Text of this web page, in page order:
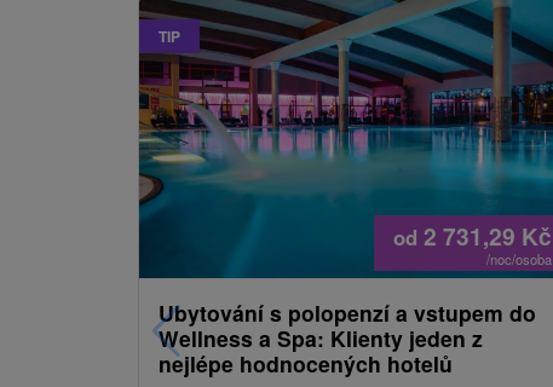
TIP
od 2 731,29 Kč
/noc/osoba
Ubytování s polopenzí a vstupem do
Wellness a Spa: Klienty jeden z
nejlépe hodnocených hotelů